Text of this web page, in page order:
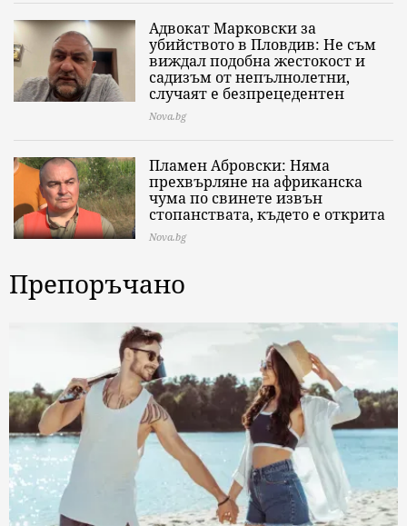
Адвокат Марковски за
убийството в Пловдив: Не съм
виждал подобна жестокост и
садизъм от непълнолетни,
случаят е безпрецедентен
Nova.bg
Пламен Абровски: Няма
прехвърляне на африканска
чума по свинете извън
стопанствата, където е открита
Nova.bg
Препоръчано